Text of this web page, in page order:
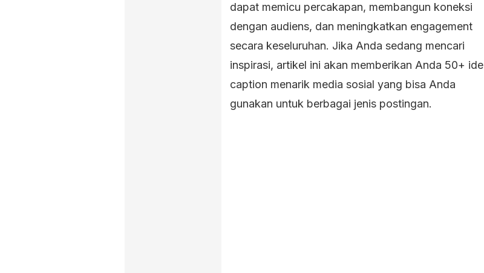
dapat memicu percakapan, membangun koneksi
dengan audiens, dan meningkatkan engagement
secara keseluruhan. Jika Anda sedang mencari
inspirasi, artikel ini akan memberikan Anda 50+ ide
caption menarik media sosial yang bisa Anda
gunakan untuk berbagai jenis postingan.